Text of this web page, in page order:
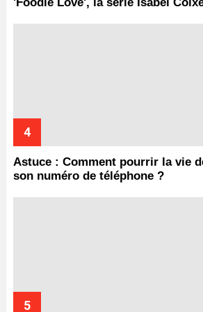
Astuce : Comment pourrir la vie
son numéro de téléphone ?